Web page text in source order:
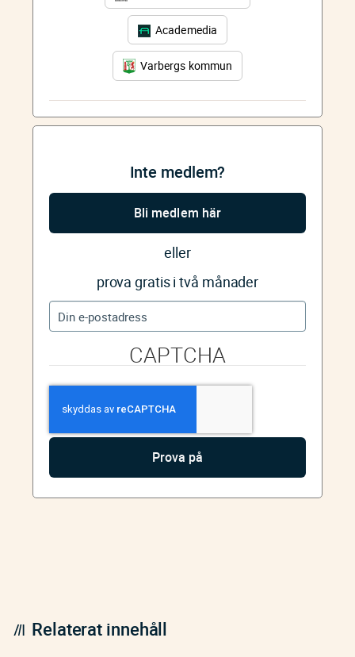
Academedia
Varbergs kommun
Inte medlem?
Bli medlem här
eller
prova gratis i två månader
CAPTCHA
Relaterat innehåll